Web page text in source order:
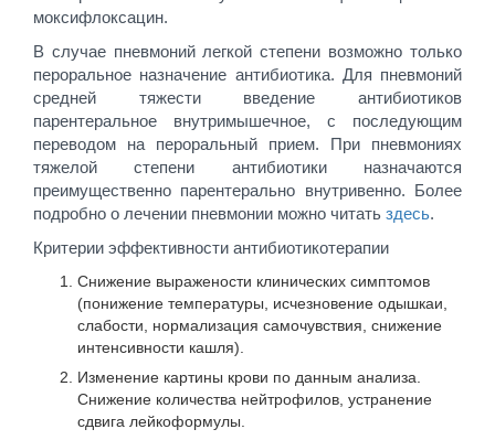
моксифлоксацин.
В случае пневмоний легкой степени возможно только
пероральное назначение антибиотика. Для пневмоний
средней тяжести введение антибиотиков
парентеральное внутримышечное, с последующим
переводом на пероральный прием. При пневмониях
тяжелой степени антибиотики назначаются
преимущественно парентерально внутривенно. Более
подробно о лечении пневмонии можно читать здесь.
Критерии эффективности антибиотикотерапии
Снижение выражености клинических симптомов
(понижение температуры, исчезновение одышкаи,
слабости, нормализация самочувствия, снижение
интенсивности кашля).
Изменение картины крови по данным анализа.
Снижение количества нейтрофилов, устранение
сдвига лейкоформулы.